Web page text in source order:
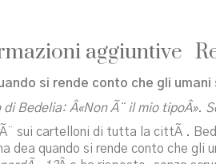
aggiuntive
si rende conto che gli
Bedelia: Â«Non Ã¨ il mio tipoÂ».
sui cartelloni di tutta la cittÃ .
dea quando si rende conto che gli